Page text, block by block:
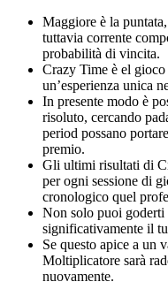
Maggiore è la
tuttavia corrente
probabilità di vincita.
Crazy Time è el
un’esperienza unica
In presente modo è
risoluto, cercando
period possano
premio.
Gli ultimi risultati di
per ogni sessione di
cronologico quel
Non solo puoi goderti
significativamente il
Se questo apice a
Moltiplicatore sarà
nuovamente.